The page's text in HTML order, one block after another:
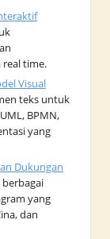
real time.
Visual
teks untuk
BPMN,
yang
Dukungan
yang
dan